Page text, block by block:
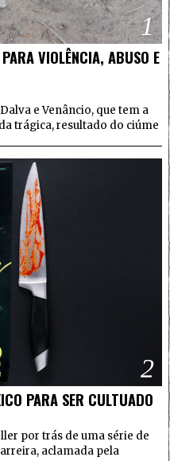
1
VIOLÊNCIA, ABUSO E
e Venâncio, que tem a
trágica, resultado do ciúme
2
PARA SER CULTUADO
por trás de uma série de
aclamada pela